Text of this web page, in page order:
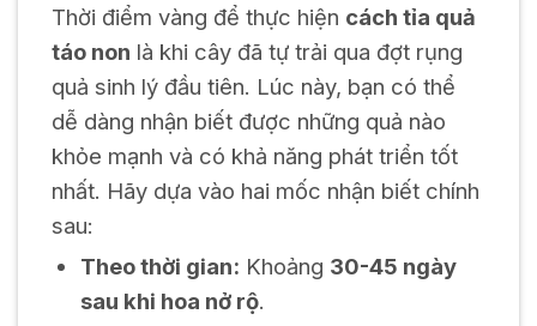
Thời điểm vàng để thực hiện cách tỉa quả
táo non là khi cây đã tự trải qua đợt rụng
quả sinh lý đầu tiên. Lúc này, bạn có thể
dễ dàng nhận biết được những quả nào
khỏe mạnh và có khả năng phát triển tốt
nhất. Hãy dựa vào hai mốc nhận biết chính
sau:
Theo thời gian: Khoảng 30-45 ngày
sau khi hoa nở rộ.